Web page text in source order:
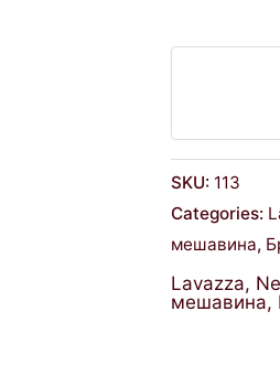
SKU: 113
Categories:
мешавина,
Lavazza,
мешавина,